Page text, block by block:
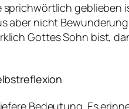
geblieben
nicht
Gottes Sohn bist,
Bedeutung. Es